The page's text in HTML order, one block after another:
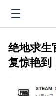
绝地求生
复惊艳到